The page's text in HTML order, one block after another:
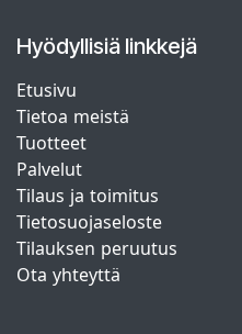
Hyödyllisiä linkkejä
Etusivu
Tietoa meistä
Tuotteet
Palvelut
Tilaus ja toimitus
Tietosuojaseloste
Tilauksen peruutus
Ota yhteyttä